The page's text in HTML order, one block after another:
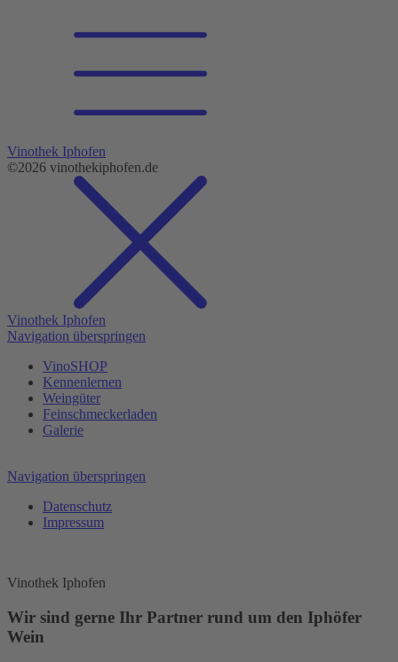
Vinothek Iphofen
©2026 vinothekiphofen.de
Vinothek Iphofen
Navigation überspringen
VinoSHOP
Kennenlernen
Weingüter
Feinschmeckerladen
Galerie
Navigation überspringen
Datenschutz
Impressum
Vinothek Iphofen
Wir sind gerne Ihr Partner rund um den Iphöfer
Wein